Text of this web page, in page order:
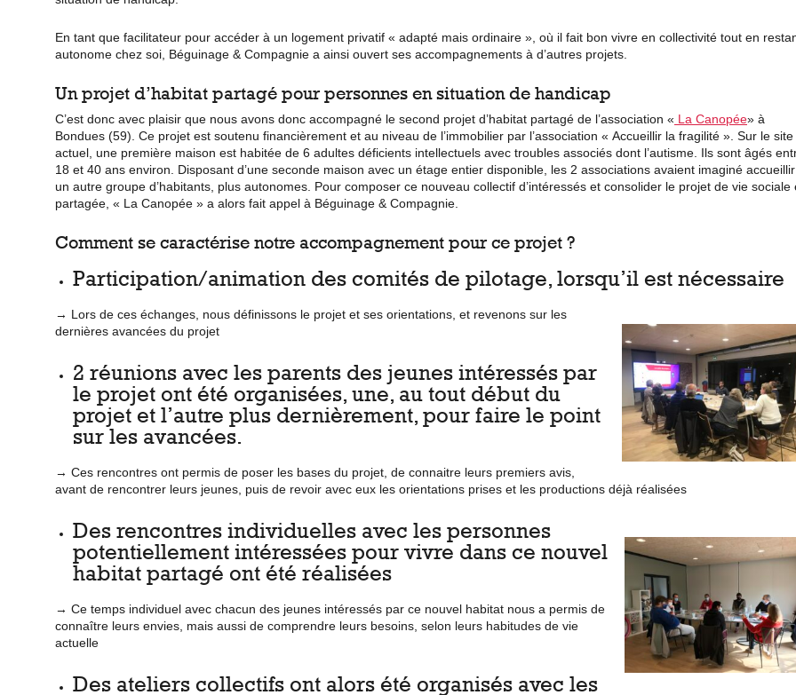
En tant que facilitateur pour accéder à un logement privatif « adapté mais ordinaire », où il fait bon vivre en collectivité tout en
autonome chez soi, Béguinage & Compagnie a ainsi ouvert ses accompagnements à d’autres projets.
Un projet d’habitat partagé pour personnes en situation de handicap
C’est donc avec plaisir que nous avons donc accompagné le second projet d’habitat partagé de l’association « La Canopée» à
Bondues (59). Ce projet est soutenu financièrement et au niveau de l’immobilier par l’association « Accueillir la fragilité ». Sur le site
actuel, une première maison est habitée de 6 adultes déficients intellectuels avec troubles associés dont l’autisme. Ils sont âgés
18 et 40 ans environ. Disposant d’une seconde maison avec un étage entier disponible, les 2 associations avaient imaginé accueillir
un autre groupe d’habitants, plus autonomes. Pour composer ce nouveau collectif d’intéressés et consolider le projet de vie sociale
partagée, « La Canopée » a alors fait appel à Béguinage & Compagnie.
Comment se caractérise notre accompagnement pour ce projet ?
Participation/animation des comités de pilotage, lorsqu’il est nécessaire
→ Lors de ces échanges, nous définissons le projet et ses orientations, et revenons sur les
dernières avancées du projet
2 réunions avec les parents des jeunes intéressés par
le projet ont été organisées, une, au tout début du
projet et l’autre plus dernièrement, pour faire le point
sur les avancées.
→ Ces rencontres ont permis de poser les bases du projet, de connaitre leurs premiers avis,
avant de rencontrer leurs jeunes, puis de revoir avec eux les orientations prises et les productions déjà réalisées
Des rencontres individuelles avec les personnes
potentiellement intéressées pour vivre dans ce nouvel
habitat partagé ont été réalisées
→ Ce temps individuel avec chacun des jeunes intéressés par ce nouvel habitat nous a permis de
connaître leurs envies, mais aussi de comprendre leurs besoins, selon leurs habitudes de vie
actuelle
Des ateliers collectifs ont alors été organisés avec les